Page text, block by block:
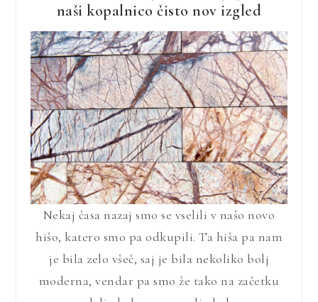
naši kopalnico čisto nov izgled
Nekaj časa nazaj smo se vselili v našo novo
hišo, katero smo pa odkupili. Ta hiša pa nam
je bila zelo všeč, saj je bila nekoliko bolj
moderna, vendar pa smo že tako na začetku